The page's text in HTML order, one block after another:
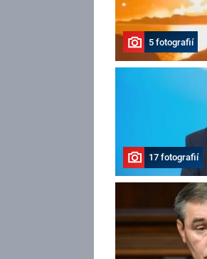
5 fotografií
17 fotografií